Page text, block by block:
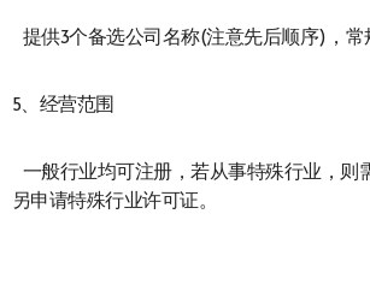
提供3个备选公司名称(注意先后顺序)，常
5、经营范围
一般行业均可注册，若从事特殊行业，则
另申请特殊行业许可证。